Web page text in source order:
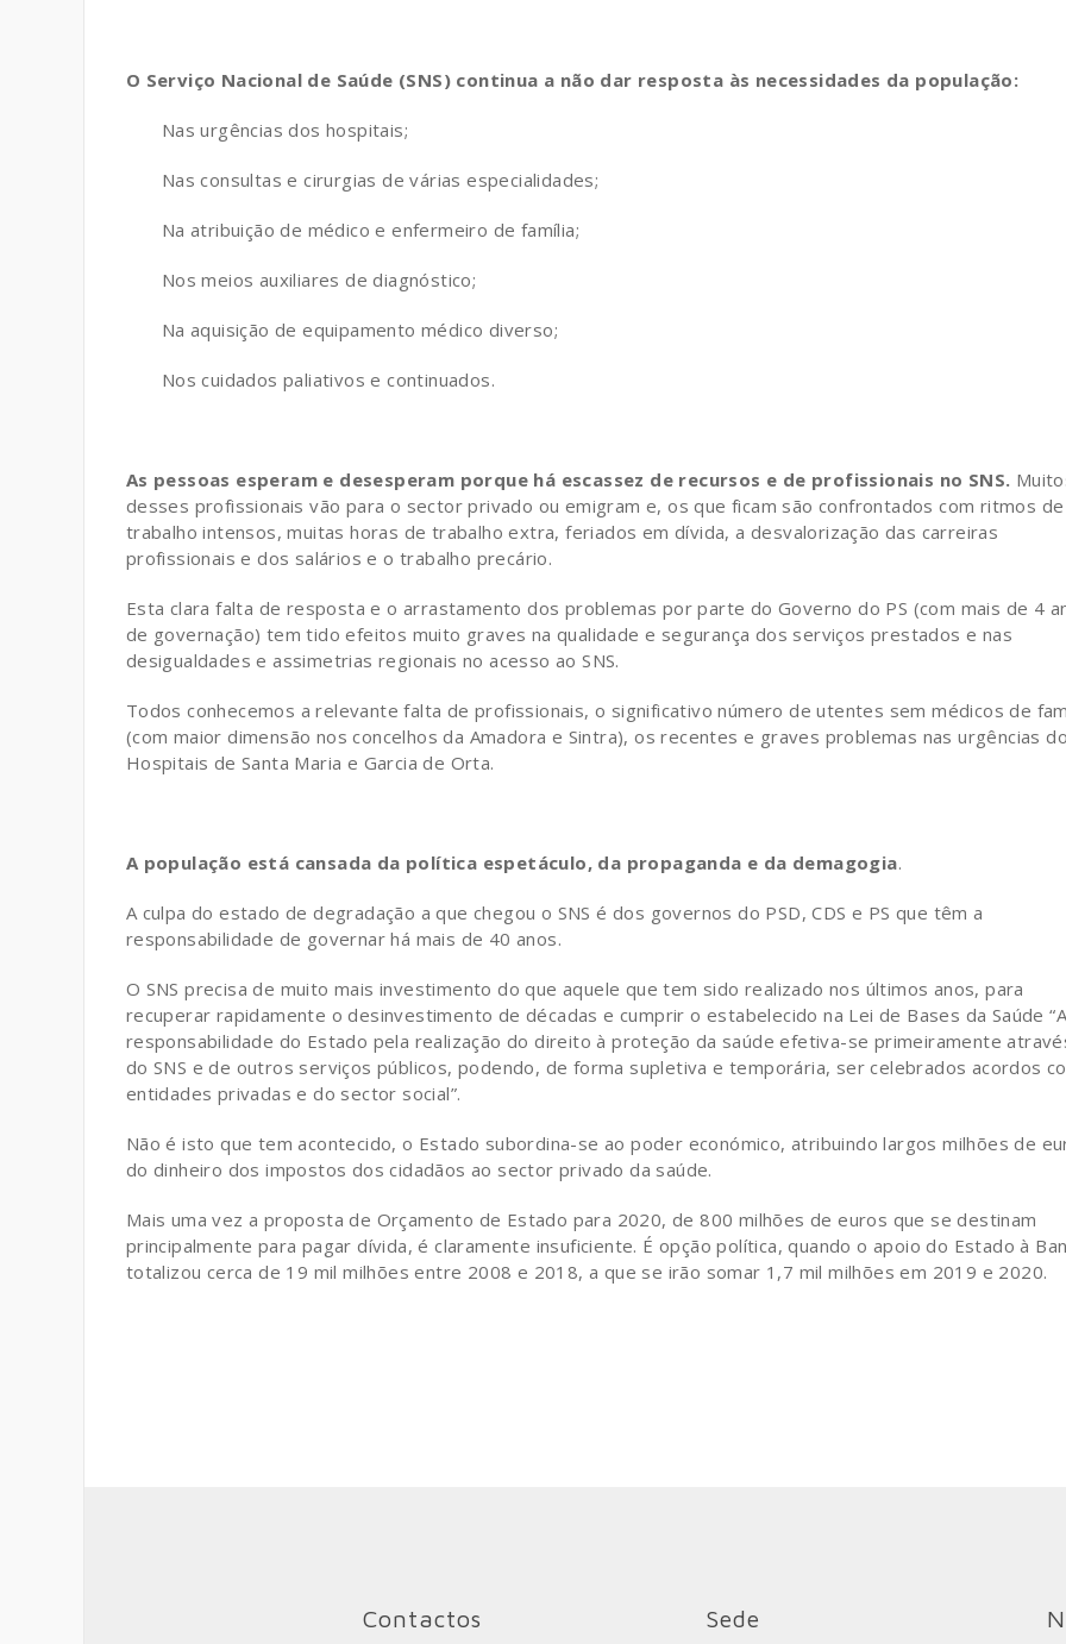
O Serviço Nacional de Saúde (SNS) continua a não dar resposta às necessidades da população:
Nas urgências dos hospitais;
Nas consultas e cirurgias de várias especialidades;
Na atribuição de médico e enfermeiro de família;
Nos meios auxiliares de diagnóstico;
Na aquisição de equipamento médico diverso;
Nos cuidados paliativos e continuados.
As pessoas esperam e desesperam porque há escassez de recursos e de profissionais no SNS.
desses profissionais vão para o sector privado ou emigram e, os que ficam são confrontados com ritmos de
trabalho intensos, muitas horas de trabalho extra, feriados em dívida, a desvalorização das carreiras
profissionais e dos salários e o trabalho precário.
Esta clara falta de resposta e o arrastamento dos problemas por parte do Governo do PS (com mais de 4
de governação) tem tido efeitos muito graves na qualidade e segurança dos serviços prestados e nas
desigualdades e assimetrias regionais no acesso ao SNS.
Todos conhecemos a relevante falta de profissionais, o significativo número de utentes sem médicos de
(com maior dimensão nos concelhos da Amadora e Sintra), os recentes e graves problemas nas urgências
Hospitais de Santa Maria e Garcia de Orta.
A população está cansada da política espetáculo, da propaganda e da demagogia.
A culpa do estado de degradação a que chegou o SNS é dos governos do PSD, CDS e PS que têm a
responsabilidade de governar há mais de 40 anos.
O SNS precisa de muito mais investimento do que aquele que tem sido realizado nos últimos anos, para
recuperar rapidamente o desinvestimento de décadas e cumprir o estabelecido na Lei de Bases da Saúde “A
responsabilidade do Estado pela realização do direito à proteção da saúde efetiva-se primeiramente
do SNS e de outros serviços públicos, podendo, de forma supletiva e temporária, ser celebrados acordos
entidades privadas e do sector social”.
Não é isto que tem acontecido, o Estado subordina-se ao poder económico, atribuindo largos milhões de
do dinheiro dos impostos dos cidadãos ao sector privado da saúde.
Mais uma vez a proposta de Orçamento de Estado para 2020, de 800 milhões de euros que se destinam
principalmente para pagar dívida, é claramente insuficiente. É opção política, quando o apoio do Estado à
totalizou cerca de 19 mil milhões entre 2008 e 2018, a que se irão somar 1,7 mil milhões em 2019 e 2020.
Contactos Sede